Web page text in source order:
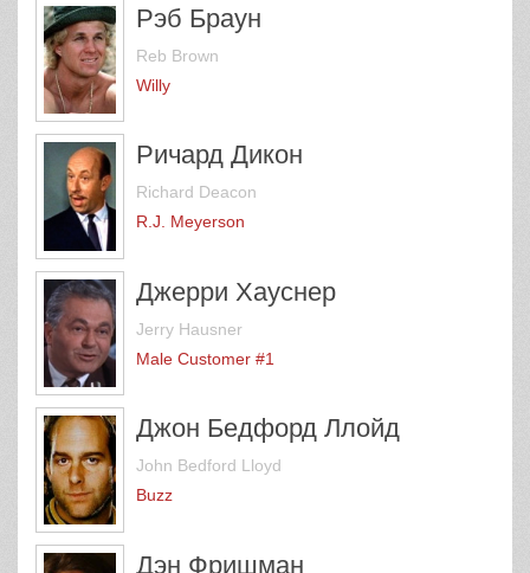
Рэб Браун
Reb Brown
Willy
Ричард Дикон
Richard Deacon
R.J. Meyerson
Джерри Хауснер
Jerry Hausner
Male Customer #1
Джон Бедфорд Ллойд
John Bedford Lloyd
Buzz
Дэн Фришман